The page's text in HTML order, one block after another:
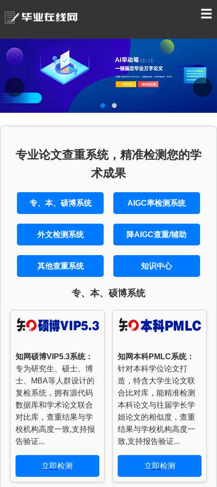
☰
专业论文查重系统，精准检测您的学
术成果
专、本、硕博系统 AIGC率检测系统
外文检测系统 降AIGC查重/辅助
其他查重系统 知识中心
专、本、硕博系统
知网硕博VIP5.3系统：
专为研究生、硕士、博
士、MBA等人群设计的
复检系统，拥有源代码
数据库和学术论文联合
对比库，查重结果与学
校机构高度一致,支持报
告验证...
立即检测
知网本科PMLC系统：
针对本科学位论文打
造，特含大学生论文联
合比对库，能精准检测
本科论文与往届学长学
姐论文的相似度，查重
结果与学校机构高度一
致,支持报告验证...
立即检测